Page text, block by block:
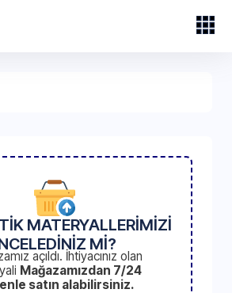
MATERYALLERİMİZİ
Mİ?
açıldı. İhtiyacınız olan
Mağazamızdan 7/24
satın alabilirsiniz.